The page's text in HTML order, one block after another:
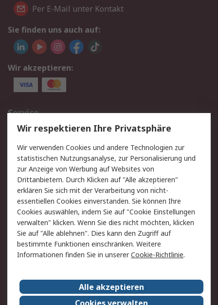
Per E-Mail unter Kontakt
Sie finden uns auch auf:
Wir akzeptieren:
Service
Value Added Services
Lieferlösungen
Rücksendungen
Kontakt
Hilfe
Rechtliches
AGB
Datenschutz
Cookie-Richtlinie
Zahlungsbedingungen
Copyright/Impressum
Über RS
Karriere bei RS
Nachhaltigkeit
Qualität/Umwelt/ZertifikatePresse-Center
Wir respektieren Ihre Privatsphäre
Wir verwenden Cookies und andere Technologien zur
statistischen Nutzungsanalyse, zur Personalisierung und
zur Anzeige von Werbung auf Websites von
Drittanbietern. Durch Klicken auf "Alle akzeptieren"
erklären Sie sich mit der Verarbeitung von nicht-
essentiellen Cookies einverstanden. Sie können Ihre
Cookies auswählen, indem Sie auf "Cookie Einstellungen
verwalten" klicken. Wenn Sie dies nicht möchten, klicken
Sie auf "Alle ablehnen". Dies kann den Zugriff auf
bestimmte Funktionen einschränken. Weitere
Informationen finden Sie in unsererCookie-Richtlinie.
Alle akzeptieren